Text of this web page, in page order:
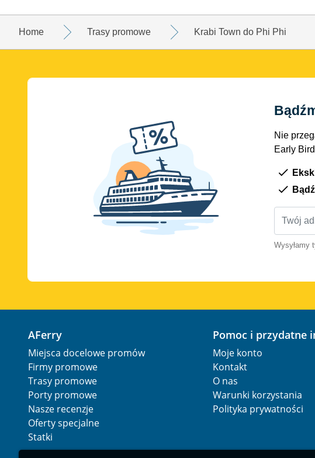
Home Trasy promowe Krabi Town do Phi Phi
Nie
Early
Wysyłamy
AFerry
Miejsca docelowe promów
Firmy promowe
Trasy promowe
Porty promowe
Nasze recenzje
Oferty specjalne
Statki
Pomoc i przydatne
Moje konto
Kontakt
O nas
Warunki korzystania
Polityka prywatności